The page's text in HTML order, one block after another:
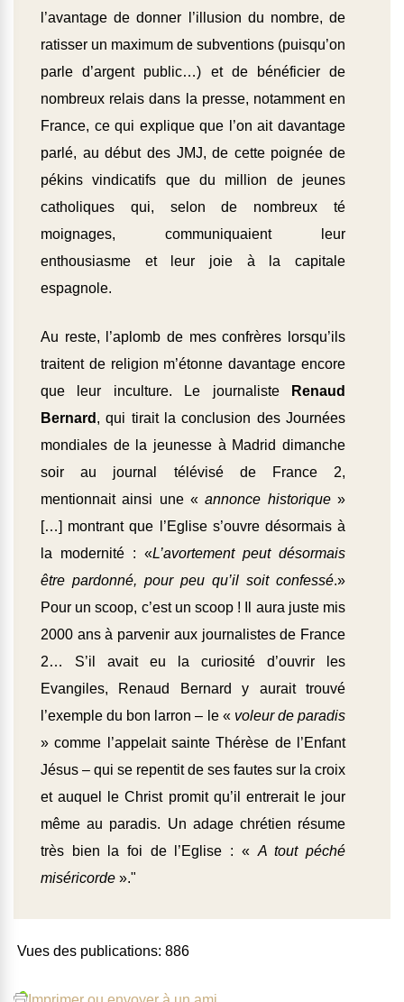
l’avantage de donner l’illusion du nombre, de
ratisser un maximum de subventions (puisqu’on
parle d’argent public…) et de bénéficier de
nombreux relais dans la presse, notamment en
France, ce qui explique que l’on ait davantage
parlé, au début des JMJ, de cette poignée de
pékins vindicatifs que du million de jeunes
catholiques qui, selon de nombreux té
moignages, communiquaient leur
enthousiasme et leur joie à la capitale
espagnole.
Au reste, l’aplomb de mes confrères lorsqu’ils
traitent de religion m’étonne davantage encore
que leur inculture. Le journaliste
Renaud
Bernard , qui tirait la conclusion des Journées
mondiales de la jeunesse à Madrid dimanche
soir au journal télévisé de France 2,
mentionnait ainsi une « annonce historique »
[…] montrant que l’Eglise s’ouvre désormais à
la modernité : «L’avortement peut désormais
être pardonné, pour peu qu’il soit confessé.»
Pour un scoop, c’est un scoop ! Il aura juste mis
2000 ans à parvenir aux journalistes de France
2… S’il avait eu la curiosité d’ouvrir les
Evangiles, Renaud Bernard y aurait trouvé
l’exemple du bon larron – le « voleur de paradis
» comme l’appelait sainte Thérèse de l’Enfant
Jésus – qui se repentit de ses fautes sur la croix
et auquel le Christ promit qu’il entrerait le jour
même au paradis. Un adage chrétien résume
très bien la foi de l’Eglise : « A tout péché
miséricorde »."
Vues des publications: 886